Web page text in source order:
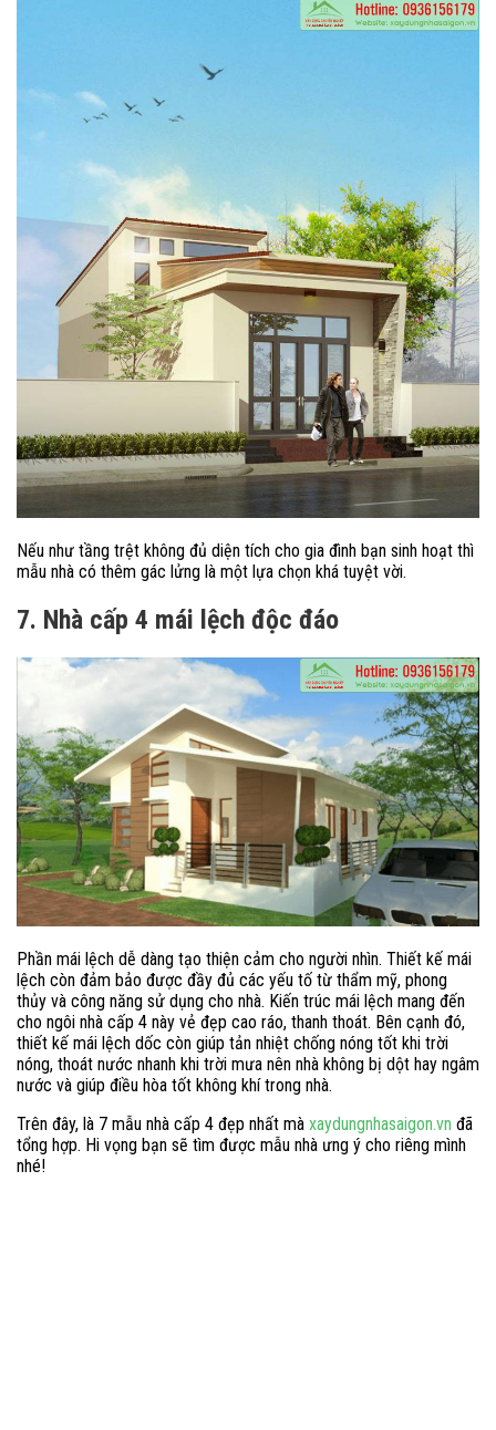
Nếu như tầng trệt không đủ diện tích cho gia đình bạn sinh hoạt thì
mẫu nhà có thêm gác lửng là một lựa chọn khá tuyệt vời.
7. Nhà cấp 4 mái lệch độc đáo
Phần mái lệch dễ dàng tạo thiện cảm cho người nhìn. Thiết kế mái
lệch còn đảm bảo được đầy đủ các yếu tố từ thẩm mỹ, phong
thủy và công năng sử dụng cho nhà. Kiến trúc mái lệch mang đến
cho ngôi nhà cấp 4 này vẻ đẹp cao ráo, thanh thoát. Bên cạnh đó,
thiết kế mái lệch dốc còn giúp tản nhiệt chống nóng tốt khi trời
nóng, thoát nước nhanh khi trời mưa nên nhà không bị dột hay ngâm
nước và giúp điều hòa tốt không khí trong nhà.
Trên đây, là 7 mẫu nhà cấp 4 đẹp nhất mà xaydungnhasaigon.vn đã
tổng hợp. Hi vọng bạn sẽ tìm được mẫu nhà ưng ý cho riêng mình
nhé!